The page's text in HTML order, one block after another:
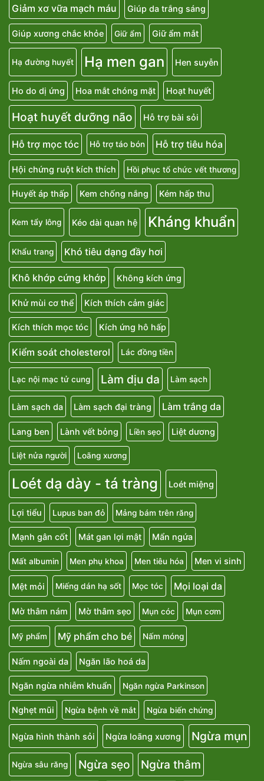
Giảm xơ vữa mạch máu Giúp da trắng sáng
Giúp xương chắc khỏe Giữ ẩm Giữ ẩm mắt
Hạ đường huyết Hạ men gan Hen suyễn
Ho do dị ứng Hoa mắt chóng mặt Hoạt huyết
Hoạt huyết dưỡng não Hỗ trợ bài sỏi
Hỗ trợ mọc tóc Hỗ trợ táo bón Hỗ trợ tiêu hóa
Hội chứng ruột kích thích Hồi phục tổ chức vết thương
Huyết áp thấp Kem chống nắng Kém hấp thu
Kem tẩy lông Kéo dài quan hệ Kháng khuẩn
Khẩu trang Khó tiêu dạng đầy hơi
Khô khớp cứng khớp Không kích ứng
Khử mùi cơ thể Kích thích cảm giác
Kích thích mọc tóc Kích ứng hô hấp
Kiểm soát cholesterol Lác đồng tiền
Lạc nội mạc tử cung Làm dịu da Làm sạch
Làm sạch da Làm sạch đại tràng Làm trắng da
Lang ben Lành vết bỏng Liền sẹo Liệt dương
Liệt nửa người Loãng xương
Loét dạ dày - tá tràng Loét miệng
Lợi tiểu Lupus ban đỏ Mảng bám trên răng
Mạnh gân cốt Mát gan lợi mật Mẩn ngứa
Mất albumin Men phụ khoa Men tiêu hóa Men vi sinh
Mệt mỏi Miếng dán hạ sốt Mọc tóc Mọi loại da
Mờ thâm nám Mờ thâm sẹo Mụn cóc Mụn cơm
Mỹ phẩm Mỹ phẩm cho bé Nấm móng
Nấm ngoài da Ngăn lão hoá da
Ngăn ngừa nhiễm khuẩn Ngăn ngừa Parkinson
Nghẹt mũi Ngừa bệnh về mắt Ngừa biến chứng
Ngừa hình thành sỏi Ngừa loãng xương Ngừa mụn
Ngừa sâu răng Ngừa sẹo
Ngừa thâm